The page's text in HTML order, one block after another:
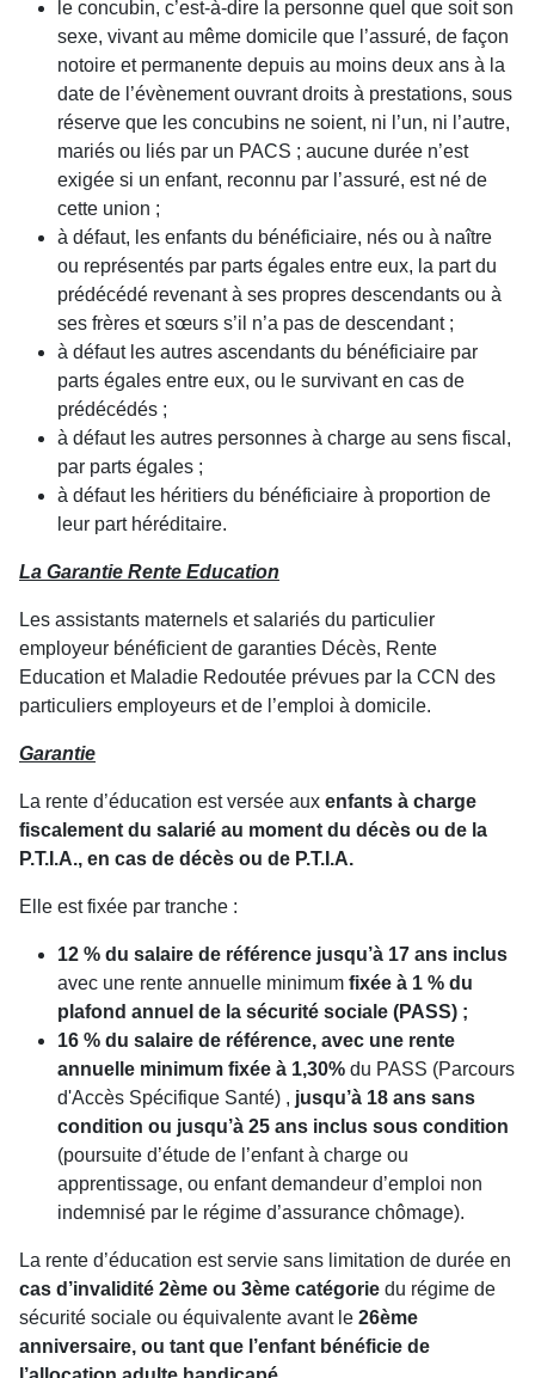
le concubin, c’est-à-dire la personne quel que soit son
sexe, vivant au même domicile que l’assuré, de façon
notoire et permanente depuis au moins deux ans à la
date de l’évènement ouvrant droits à prestations, sous
réserve que les concubins ne soient, ni l’un, ni l’autre,
mariés ou liés par un PACS ; aucune durée n’est
exigée si un enfant, reconnu par l’assuré, est né de
cette union ;
à défaut, les enfants du bénéficiaire, nés ou à naître
ou représentés par parts égales entre eux, la part du
prédécédé revenant à ses propres descendants ou à
ses frères et sœurs s’il n’a pas de descendant ;
à défaut les autres ascendants du bénéficiaire par
parts égales entre eux, ou le survivant en cas de
prédécédés ;
à défaut les autres personnes à charge au sens fiscal,
par parts égales ;
à défaut les héritiers du bénéficiaire à proportion de
leur part héréditaire.
La Garantie Rente Education
Les assistants maternels et salariés du particulier
employeur bénéficient de garanties Décès, Rente
Education et Maladie Redoutée prévues par la CCN des
particuliers employeurs et de l’emploi à domicile.
Garantie
La rente d’éducation est versée aux enfants à charge
fiscalement du salarié au moment du décès ou de la
P.T.I.A., en cas de décès ou de P.T.I.A.
Elle est fixée par tranche :
12 % du salaire de référence jusqu’à 17 ans inclus
avec une rente annuelle minimum fixée à 1 % du
plafond annuel de la sécurité sociale (PASS) ;
16 % du salaire de référence, avec une rente
annuelle minimum fixée à 1,30% du PASS (Parcours
d'Accès Spécifique Santé) , jusqu’à 18 ans sans
condition ou jusqu’à 25 ans inclus sous condition
(poursuite d’étude de l’enfant à charge ou
apprentissage, ou enfant demandeur d’emploi non
indemnisé par le régime d’assurance chômage).
La rente d’éducation est servie sans limitation de durée en
cas d’invalidité 2ème ou 3ème catégorie du régime de
sécurité sociale ou équivalente avant le 26ème
anniversaire, ou tant que l’enfant bénéficie de